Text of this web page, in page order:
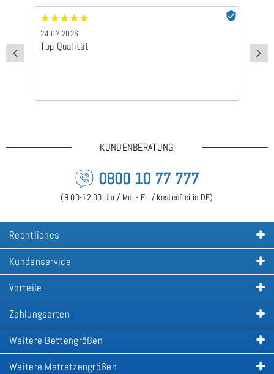
Schnelle
KUNDENBERATUNG
0800 10 77 777
(9:00-12:00 Uhr / Mo. - Fr. / kostenfrei in DE)
Rechtliches
Kundenservice
Vorteile
Zahlungsarten
Weitere Bettengrößen
Weitere Matratzengrößen